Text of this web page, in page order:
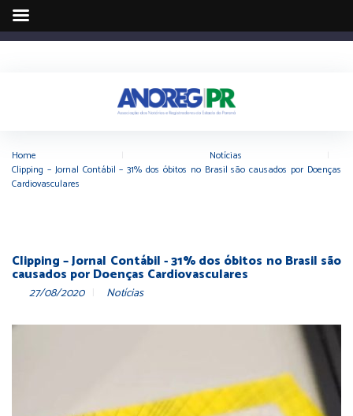
Home Notícias
Clipping – Jornal Contábil – 31% dos óbitos no Brasil são causados por Doenças
Cardiovasculares
Clipping – Jornal Contábil - 31% dos óbitos no Brasil são
causados por Doenças Cardiovasculares
27/08/2020 Notícias